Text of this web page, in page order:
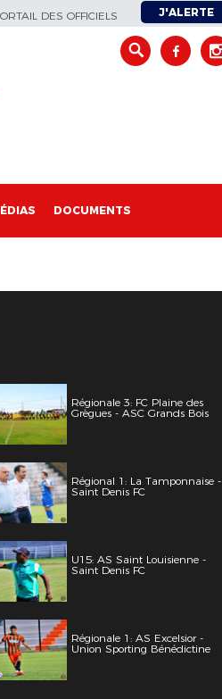
DES OFFICIELS J'ALERTE
DOCUMENTS
Régionale 3: FC Plaine des
Grègues - ASC Grands Bois
Régional 1: La Tamponnaise -
Saint Denis FC
U15: AS Saint Louisienne -
Saint Denis FC
Régionale 1: AS Excelsior -
Union Sporting Bénédictine